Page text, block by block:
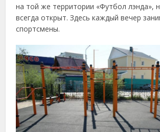
на той же территории «Футбол лэнда»,
всегда открыт. Здесь каждый вечер
спортсмены.